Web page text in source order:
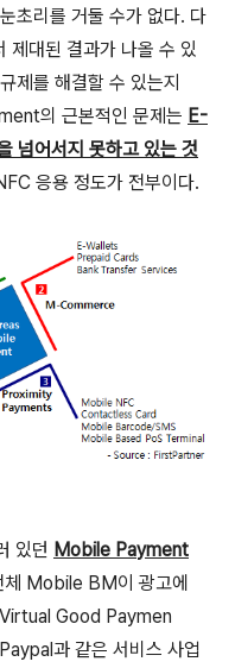
초리를 거둘 수가 없다. 다
제대된 결과가 나올 수 있
제를 해결할 수 있는지
의 근본적인 문제는 E-
넘어서지 못하고 있는 것
응용 정도가 전부이다.
있던 Mobile Payment
체 Mobile BM이 광고에
Good Paymen
과 같은 서비스 사업